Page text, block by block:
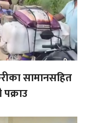
सामानसहित